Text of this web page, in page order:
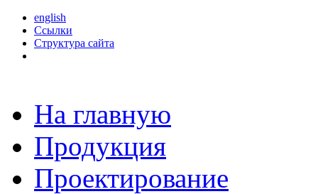
english
Ссылки
Структура сайта
На главную
Продукция
Проектирование